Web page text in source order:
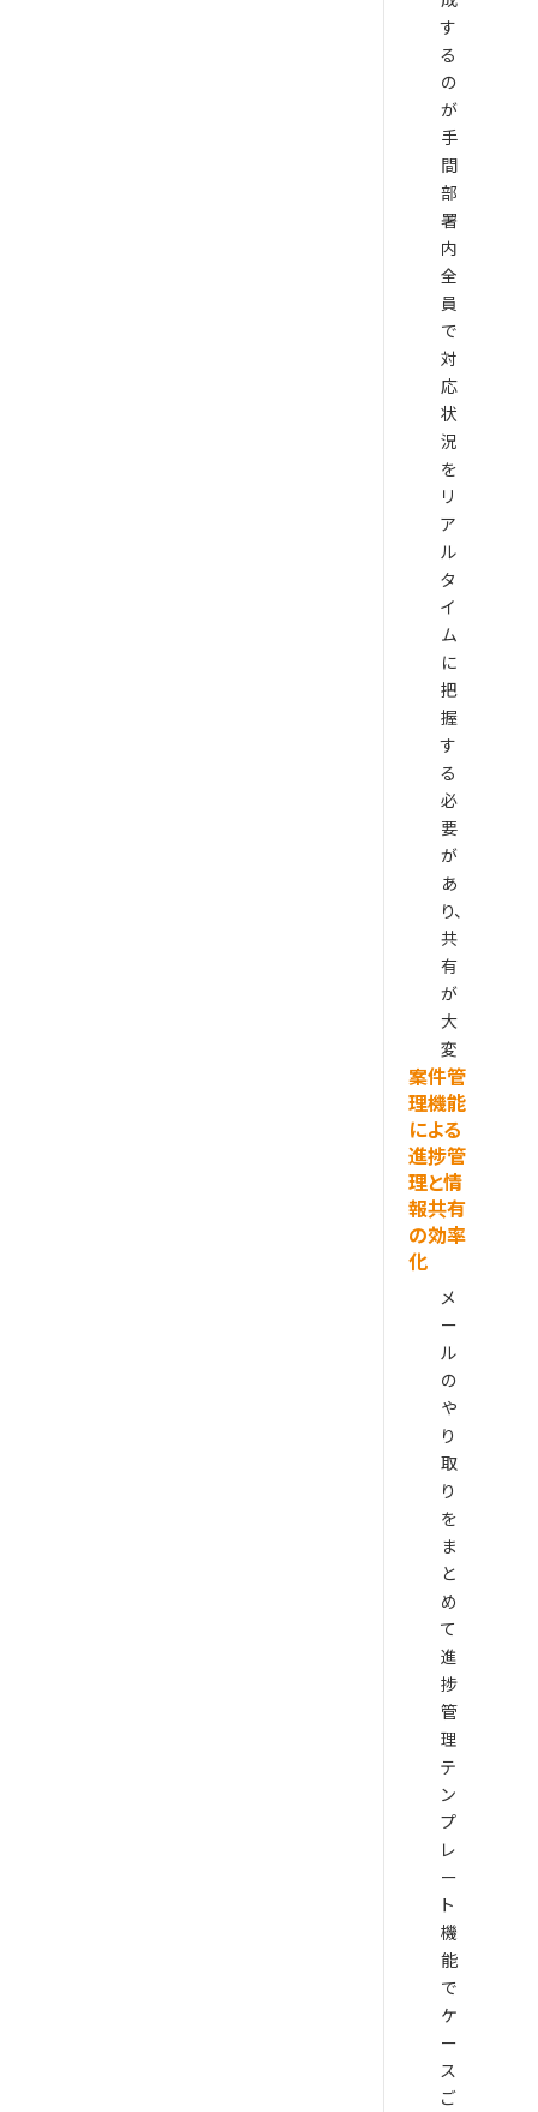
す
る
の
が
手
間
部
署
内
全
員
で
対
応
状
況
を
リ
ア
ル
タ
イ
ム
に
把
握
す
る
必
要
が
あ
り、
共
有
が
大
変
案件管
理機能
による
進捗管
理と情
報共有
の効率
化
メ
ー
ル
の
や
り
取
り
を
ま
と
め
て
進
捗
管
理
テ
ン
プ
レ
ー
ト
機
能
で
ケ
ー
ス
ご